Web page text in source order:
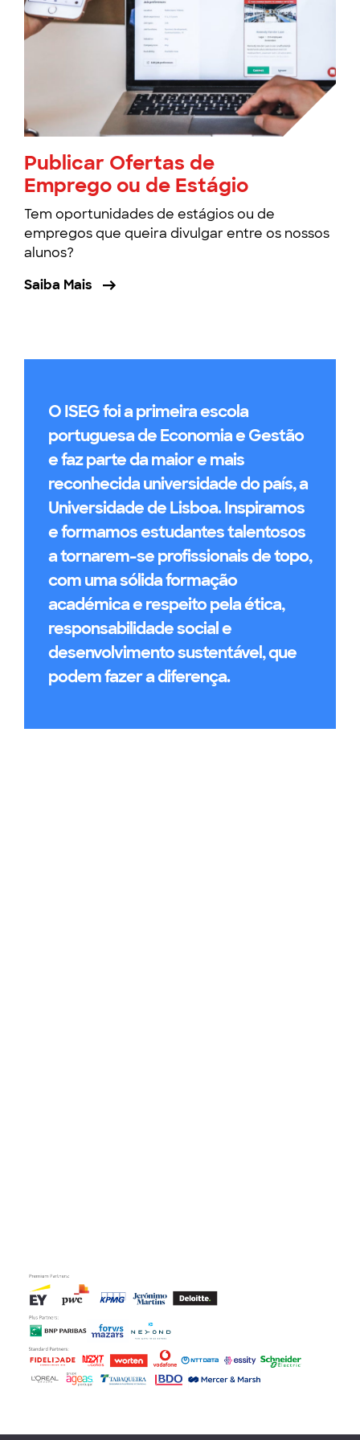
Publicar Ofertas de
Emprego ou de Estágio
Tem oportunidades de estágios ou de
empregos que queira divulgar entre os nossos
alunos?
Saiba Mais
O ISEG foi a primeira escola
portuguesa de Economia e Gestão
e faz parte da maior e mais
reconhecida universidade do país, a
Universidade de Lisboa. Inspiramos
e formamos estudantes talentosos
a tornarem-se profissionais de topo,
com uma sólida formação
académica e respeito pela ética,
responsabilidade social e
desenvolvimento sustentável, que
podem fazer a diferença.